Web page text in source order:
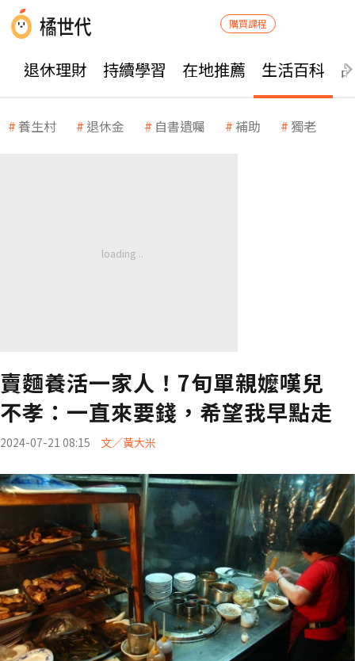
購買課程
退休理財 持續學習 在地推薦 生活百科
養生村 退休金 自書遺囑 補助 獨老
賣麵養活一家人！7旬單親嬤嘆兒
不孝：一直來要錢，希望我早點走
2024-07-21 08:15 文／黃大米